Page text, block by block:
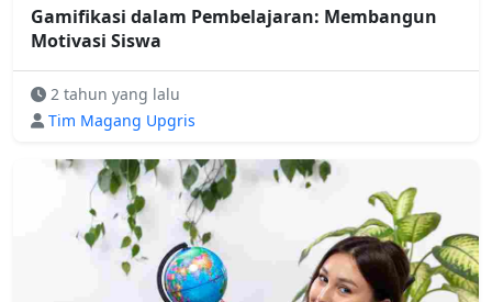
Gamifikasi dalam Pembelajaran: Membangun
Motivasi Siswa
2 tahun yang lalu
Tim Magang Upgris